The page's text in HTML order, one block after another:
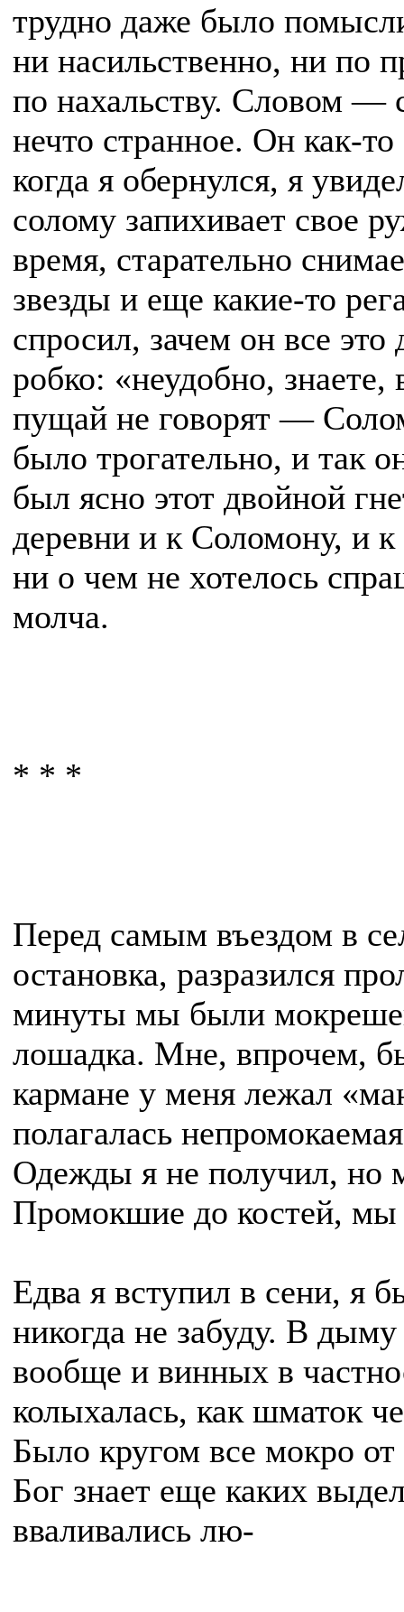
трудно даже было
ни насильственно, ни по
по нахальству. Словом —
нечто странное. Он как-
когда я обернулся, я
солому запихивает свое
время, старательно
звезды и еще какие-то
спросил, зачем он все
робко: «неудобно,
пущай не говорят —
было трогательно, и так
был ясно этот двойной
деревни и к Соломону, и
ни о чем не хотелось
молча.
* * *
Перед самым въездом в
остановка, разразился
минуты мы были
лошадка. Мне, впрочем,
кармане у меня лежал
полагалась
Одежды я не получил, но
Промокшие до костей, мы
Едва я вступил в сени, я
никогда не забуду. В
вообще и винных в
колыхалась, как шматок
Было кругом все мокро
Бог знает еще каких
вваливались лю-